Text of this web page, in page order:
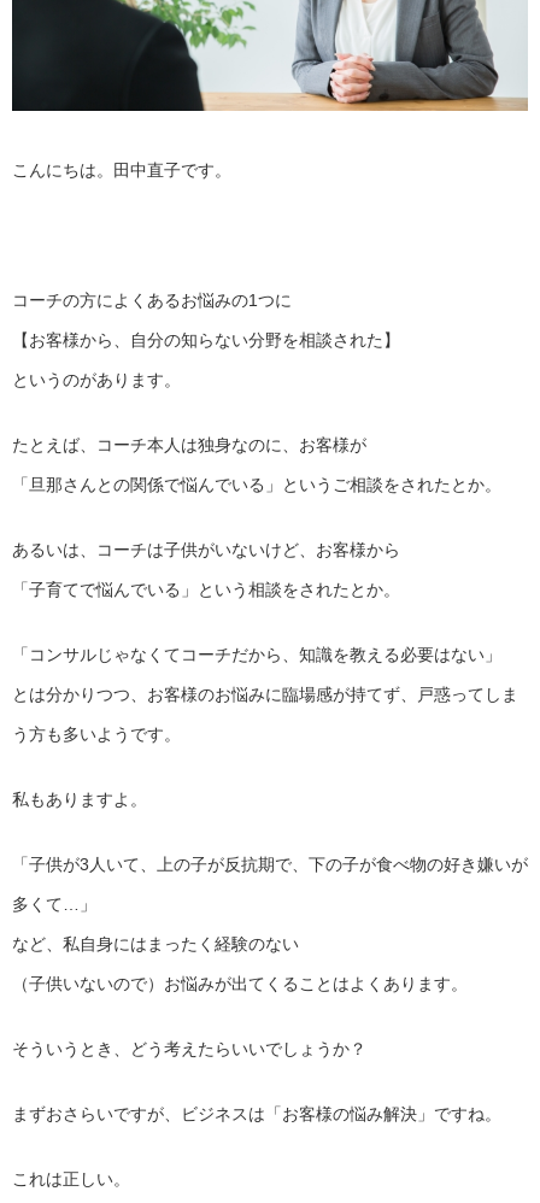
こんにちは。田中直子です。
コーチの方によくあるお悩みの1つに
【お客様から、自分の知らない分野を相談された】
というのがあります。
たとえば、コーチ本人は独身なのに、お客様が
「旦那さんとの関係で悩んでいる」というご相談をされたとか。
あるいは、コーチは子供がいないけど、お客様から
「子育てで悩んでいる」という相談をされたとか。
「コンサルじゃなくてコーチだから、知識を教える必要はない」
とは分かりつつ、お客様のお悩みに臨場感が持てず、戸惑ってしま
う方も多いようです。
私もありますよ。
「子供が3人いて、上の子が反抗期で、下の子が食べ物の好き嫌いが
多くて…」
など、私自身にはまったく経験のない
（子供いないので）お悩みが出てくることはよくあります。
そういうとき、どう考えたらいいでしょうか？
まずおさらいですが、ビジネスは「お客様の悩み解決」ですね。
これは正しい。